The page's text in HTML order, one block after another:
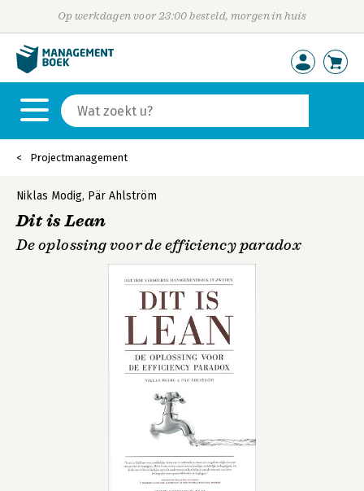
Op werkdagen voor 23:00 besteld, morgen in huis
Projectmanagement
Niklas Modig, Pär Ahlström
Dit is Lean
De oplossing voor de efficiency paradox